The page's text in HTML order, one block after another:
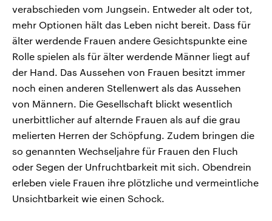
verabschieden vom Jungsein. Entweder alt oder tot,
mehr Optionen hält das Leben nicht bereit. Dass für
älter werdende Frauen andere Gesichtspunkte eine
Rolle spielen als für älter werdende Männer liegt auf
der Hand. Das Aussehen von Frauen besitzt immer
noch einen anderen Stellenwert als das Aussehen
von Männern. Die Gesellschaft blickt wesentlich
unerbittlicher auf alternde Frauen als auf die grau
melierten Herren der Schöpfung. Zudem bringen die
so genannten Wechseljahre für Frauen den Fluch
oder Segen der Unfruchtbarkeit mit sich. Obendrein
erleben viele Frauen ihre plötzliche und vermeintliche
Unsichtbarkeit wie einen Schock.